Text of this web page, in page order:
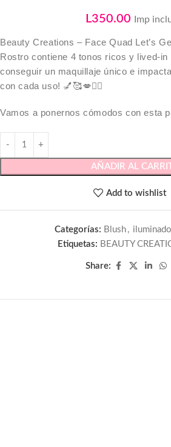
L350.00 Imp
Beauty Creations – Face Quad Let’s
Rostro contiene 4 tonos ricos y lived-in
conseguir un maquillaje único e
con cada uso! 💅🥰💋❤️‍🔥
Vamos a ponernos cómodos con esta
AÑADIR AL
Add to wishlist
Categorías: Blush ,
Etiquetas: BEAUTY
Share: